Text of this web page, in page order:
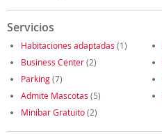
Servicios
Habitaciones adaptadas (1)
Business Center(2)
Parking(7)
Admite Mascotas (5)
Minibar Gratuito(2)